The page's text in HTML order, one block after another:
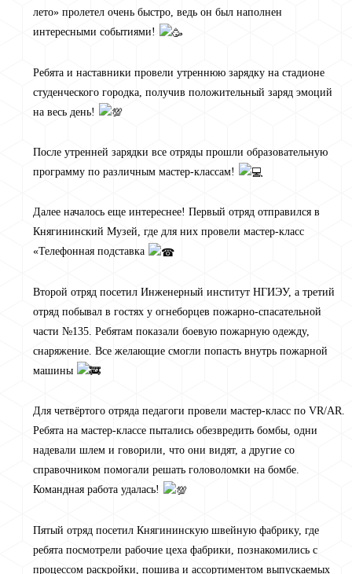
лето» пролетел очень быстро, ведь он был наполнен
интересными событиями!
Ребята и наставники провели утреннюю зарядку на стадионе
студенческого городка, получив положительный заряд эмоций
на весь день!
После утренней зарядки все отряды прошли образовательную
программу по различным мастер-классам!
Далее началось еще интереснее! Первый отряд отправился в
Княгининский Музей, где для них провели мастер-класс
«Телефонная подставка
Второй отряд посетил Инженерный институт НГИЭУ, а третий
отряд побывал в гостях у огнеборцев пожарно-спасательной
части №135. Ребятам показали боевую пожарную одежду,
снаряжение. Все желающие смогли попасть внутрь пожарной
машины
Для четвёртого отряда педагоги провели мастер-класс по VR/AR.
Ребята на мастер-классе пытались обезвредить бомбы, одни
надевали шлем и говорили, что они видят, а другие со
справочником помогали решать головоломки на бомбе.
Командная работа удалась!
Пятый отряд посетил Княгининскую швейную фабрику, где
ребята посмотрели рабочие цеха фабрики, познакомились с
процессом раскройки, пошива и ассортиментом выпускаемых